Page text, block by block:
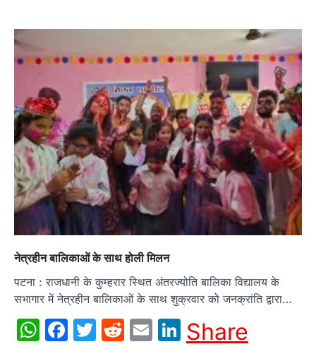
नेत्रहीन बालिकाओं के साथ होली मिलन
पटना : राजधानी के कुम्हरार स्थित अंतरज्योति बालिका विद्यालय के
सभागार में नेत्रहीन बालिकाओं के साथ शुक्रवार को जनक्रांति द्वारा…
WhatsApp
Facebook
Twitter
Reddit
EmailLinkedIn
Share